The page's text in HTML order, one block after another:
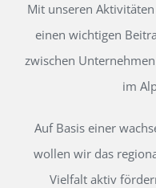
Mit unseren
einen wichtigen
zwischen
im
Auf Basis einer
wollen wir das
Vielfalt aktiv